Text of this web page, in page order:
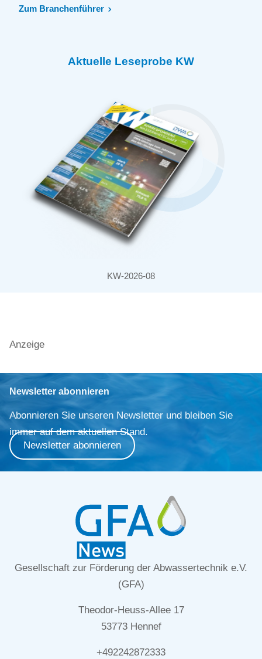
Zum Branchenführer
Aktuelle Leseprobe KW
KW-2026-08
Anzeige
Newsletter abonnieren
Abonnieren Sie unseren Newsletter und bleiben Sie
immer auf dem aktuellen Stand.
Newsletter abonnieren
Gesellschaft zur Förderung der Abwassertechnik e.V.
(GFA)
Theodor-Heuss-Allee 17
53773 Hennef
+492242872333